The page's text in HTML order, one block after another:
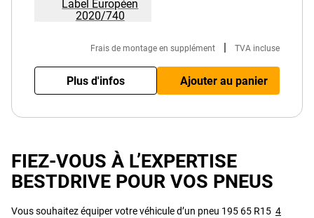
Label Européen
2020/740
Frais de montage en supplément | TVA incluse
Plus d'infos Ajouter au panier
FIEZ-VOUS À L’EXPERTISE
BESTDRIVE POUR VOS PNEUS
Vous souhaitez équiper votre véhicule d’un pneu 195 65 R15 4